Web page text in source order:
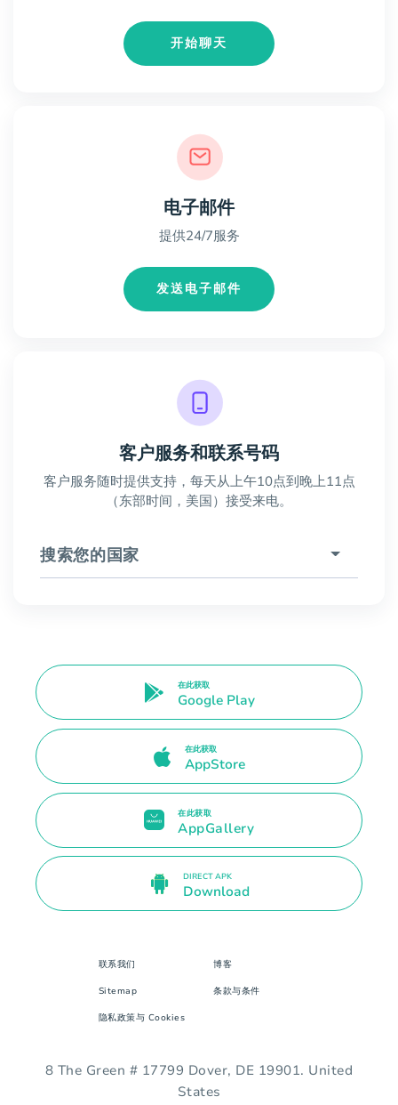
开始聊天
电子邮件
提供24/7服务
发送电子邮件
客户服务和联系号码
客户服务随时提供支持，每天从上午10点到晚上11点
（东部时间，美国）接受来电。
搜索您的国家
在此获取
Google Play
在此获取
AppStore
在此获取
AppGallery
DIRECT APK
Download
联系我们 博客
Sitemap 条款与条件
隐私政策与 Cookies
8 The Green # 17799 Dover, DE 19901. United
States